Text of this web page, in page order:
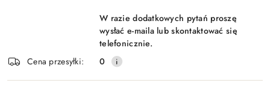
W razie dodatkowych pytań proszę
wysłać e-maila lub skontaktować się
telefonicznie.
Cena przesyłki:
0